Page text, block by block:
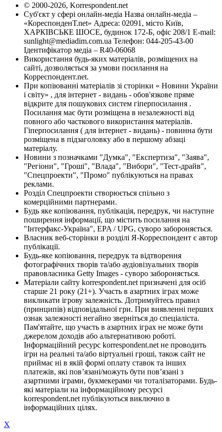
© 2000-2026, Korrespondent.net
Суб'єкт у сфері онлайн-медіа Назва онлайн-медіа –
«КореспонденТ.net» Адреса: 02091, місто Київ,
ХАРКІВСЬКЕ ШОСЕ, будинок 172-Б, офіс 208/1 E-mail:
sunlight@mediadim.com.ua Телефон: 044-205-43-00
Ідентифікатор медіа – R40-06068
Використання будь-яких матеріалів, розміщених на
сайті, дозволяється за умови посилання на
Корреспондент.net.
При копіюванні матеріалів зі сторінки « Новини України
і світу» , для інтернет - видань - обов'язкове пряме
відкрите для пошукових систем гіперпосилання .
Посилання має бути розміщена в незалежності від
повного або часткового використання матеріалів.
Гіперпосилання ( для інтернет - видань) - повинна бути
розміщена в підзаголовку або в першому абзаці
матеріалу.
Новини з позначками "Думка", "Експертиза", "Заява",
"Регіони", "Гроші", "Влада", "Вибори", "Тест-драйв",
"Спецпроекти", "Промо" публікуються на правах
реклами.
Розділ Спецпроекти створюється спільно з
комерційними партнерами.
Будь яке копіювання, публікація, передрук, чи наступне
поширення інформації, що містить посилання на
"Інтерфакс-Україна", EPA / UPG, суворо забороняється.
Власник веб-сторінки в розділі Я-Корреспондент є автор
публікації.
Будь-яке копіювання, передрук та відтворення
фотографічних творів та/або аудіовізуальних творів
правовласника Getty Images - суворо забороняється.
Матеріали сайту korrespondent.net призначені для осіб
старше 21 року (21+). Участь в азартних іграх може
викликати ігрову залежність. Дотримуйтесь правил
(принципів) відповідальної гри. При виявленні перших
ознак залежності негайно зверніться до спеціаліста.
Пам'ятайте, що участь в азартних іграх не може бути
джерелом доходів або альтернативою роботі.
Інформаційний ресурс korrespondent.net не проводить
ігри на реальні та/або віртуальні гроші, також сайт не
приймає ні в якій формі оплату ставок та інших
платежів, які пов’язані/можуть бути пов’язані з
азартними іграми, букмекерами чи тоталізаторами. Будь-
які матеріали на інформаційному ресурсі
korrespondent.net публікуються виключно в
інформаційних цілях.
X